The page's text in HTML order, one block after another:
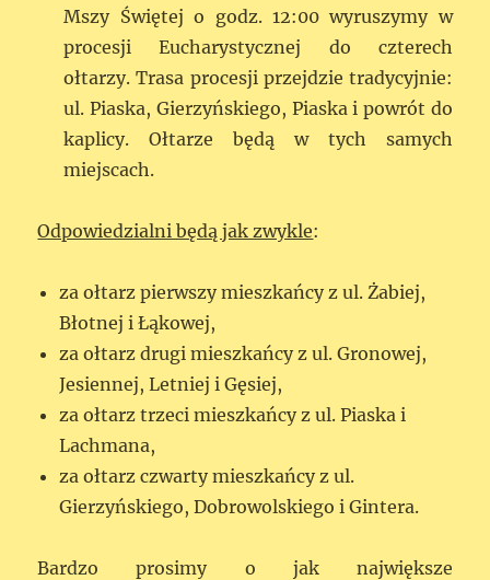
Mszy Świętej o godz. 12:00 wyruszymy w
procesji Eucharystycznej do czterech
ołtarzy. Trasa procesji przejdzie tradycyjnie:
ul. Piaska, Gierzyńskiego, Piaska i powrót do
kaplicy. Ołtarze będą w tych samych
miejscach.
Odpowiedzialni będą jak zwykle:
za ołtarz pierwszy mieszkańcy z ul. Żabiej,
Błotnej i Łąkowej,
za ołtarz drugi mieszkańcy z ul. Gronowej,
Jesiennej, Letniej i Gęsiej,
za ołtarz trzeci mieszkańcy z ul. Piaska i
Lachmana,
za ołtarz czwarty mieszkańcy z ul.
Gierzyńskiego, Dobrowolskiego i Gintera.
Bardzo prosimy o jak największe